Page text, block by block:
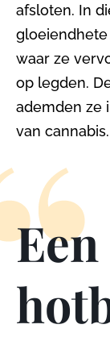
afsloten. In
waar ze
op legden.
ademden ze
van